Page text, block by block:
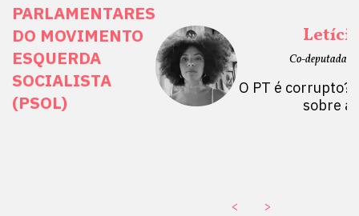
PARLAMENTARES
DO MOVIMENTO
ESQUERDA
SOCIALISTA
(PSOL)
Direitos
do Sul, SP)
Mulheres por +
Público abre
Co-deputada
O PT é corrupto?
sobre a
< >